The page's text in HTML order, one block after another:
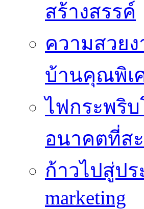
สร้างสรรค์
ความสวย
บ้านคุณพิเ
ไฟกระพริ
อนาคตที่ส
ก้าวไปสู่ป
marketing